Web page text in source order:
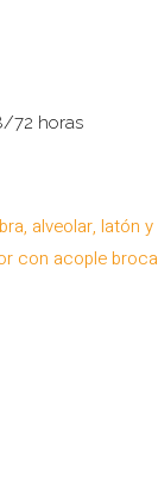
72 horas
alveolar, latón y
con acople broca